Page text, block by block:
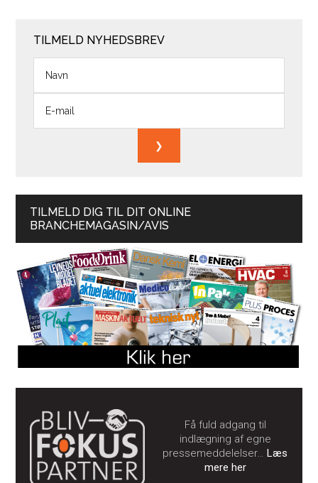
TILMELD NYHEDSBREV
TILMELD DIG TIL DIT ONLINE
BRANCHEMAGASIN/AVIS
Få fuld adgang til
indlægning af egne
pressemeddelelser…Læs
mere her